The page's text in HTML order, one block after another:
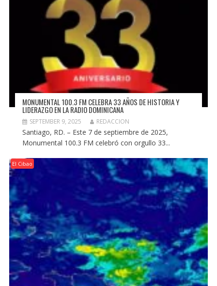
MONUMENTAL 100.3 FM CELEBRA 33 AÑOS DE HISTORIA Y
LIDERAZGO EN LA RADIO DOMINICANA
SEPTEMBER 9, 2025 REDACCION
Santiago, RD. – Este 7 de septiembre de 2025,
Monumental 100.3 FM celebró con orgullo 33...
El Cibao